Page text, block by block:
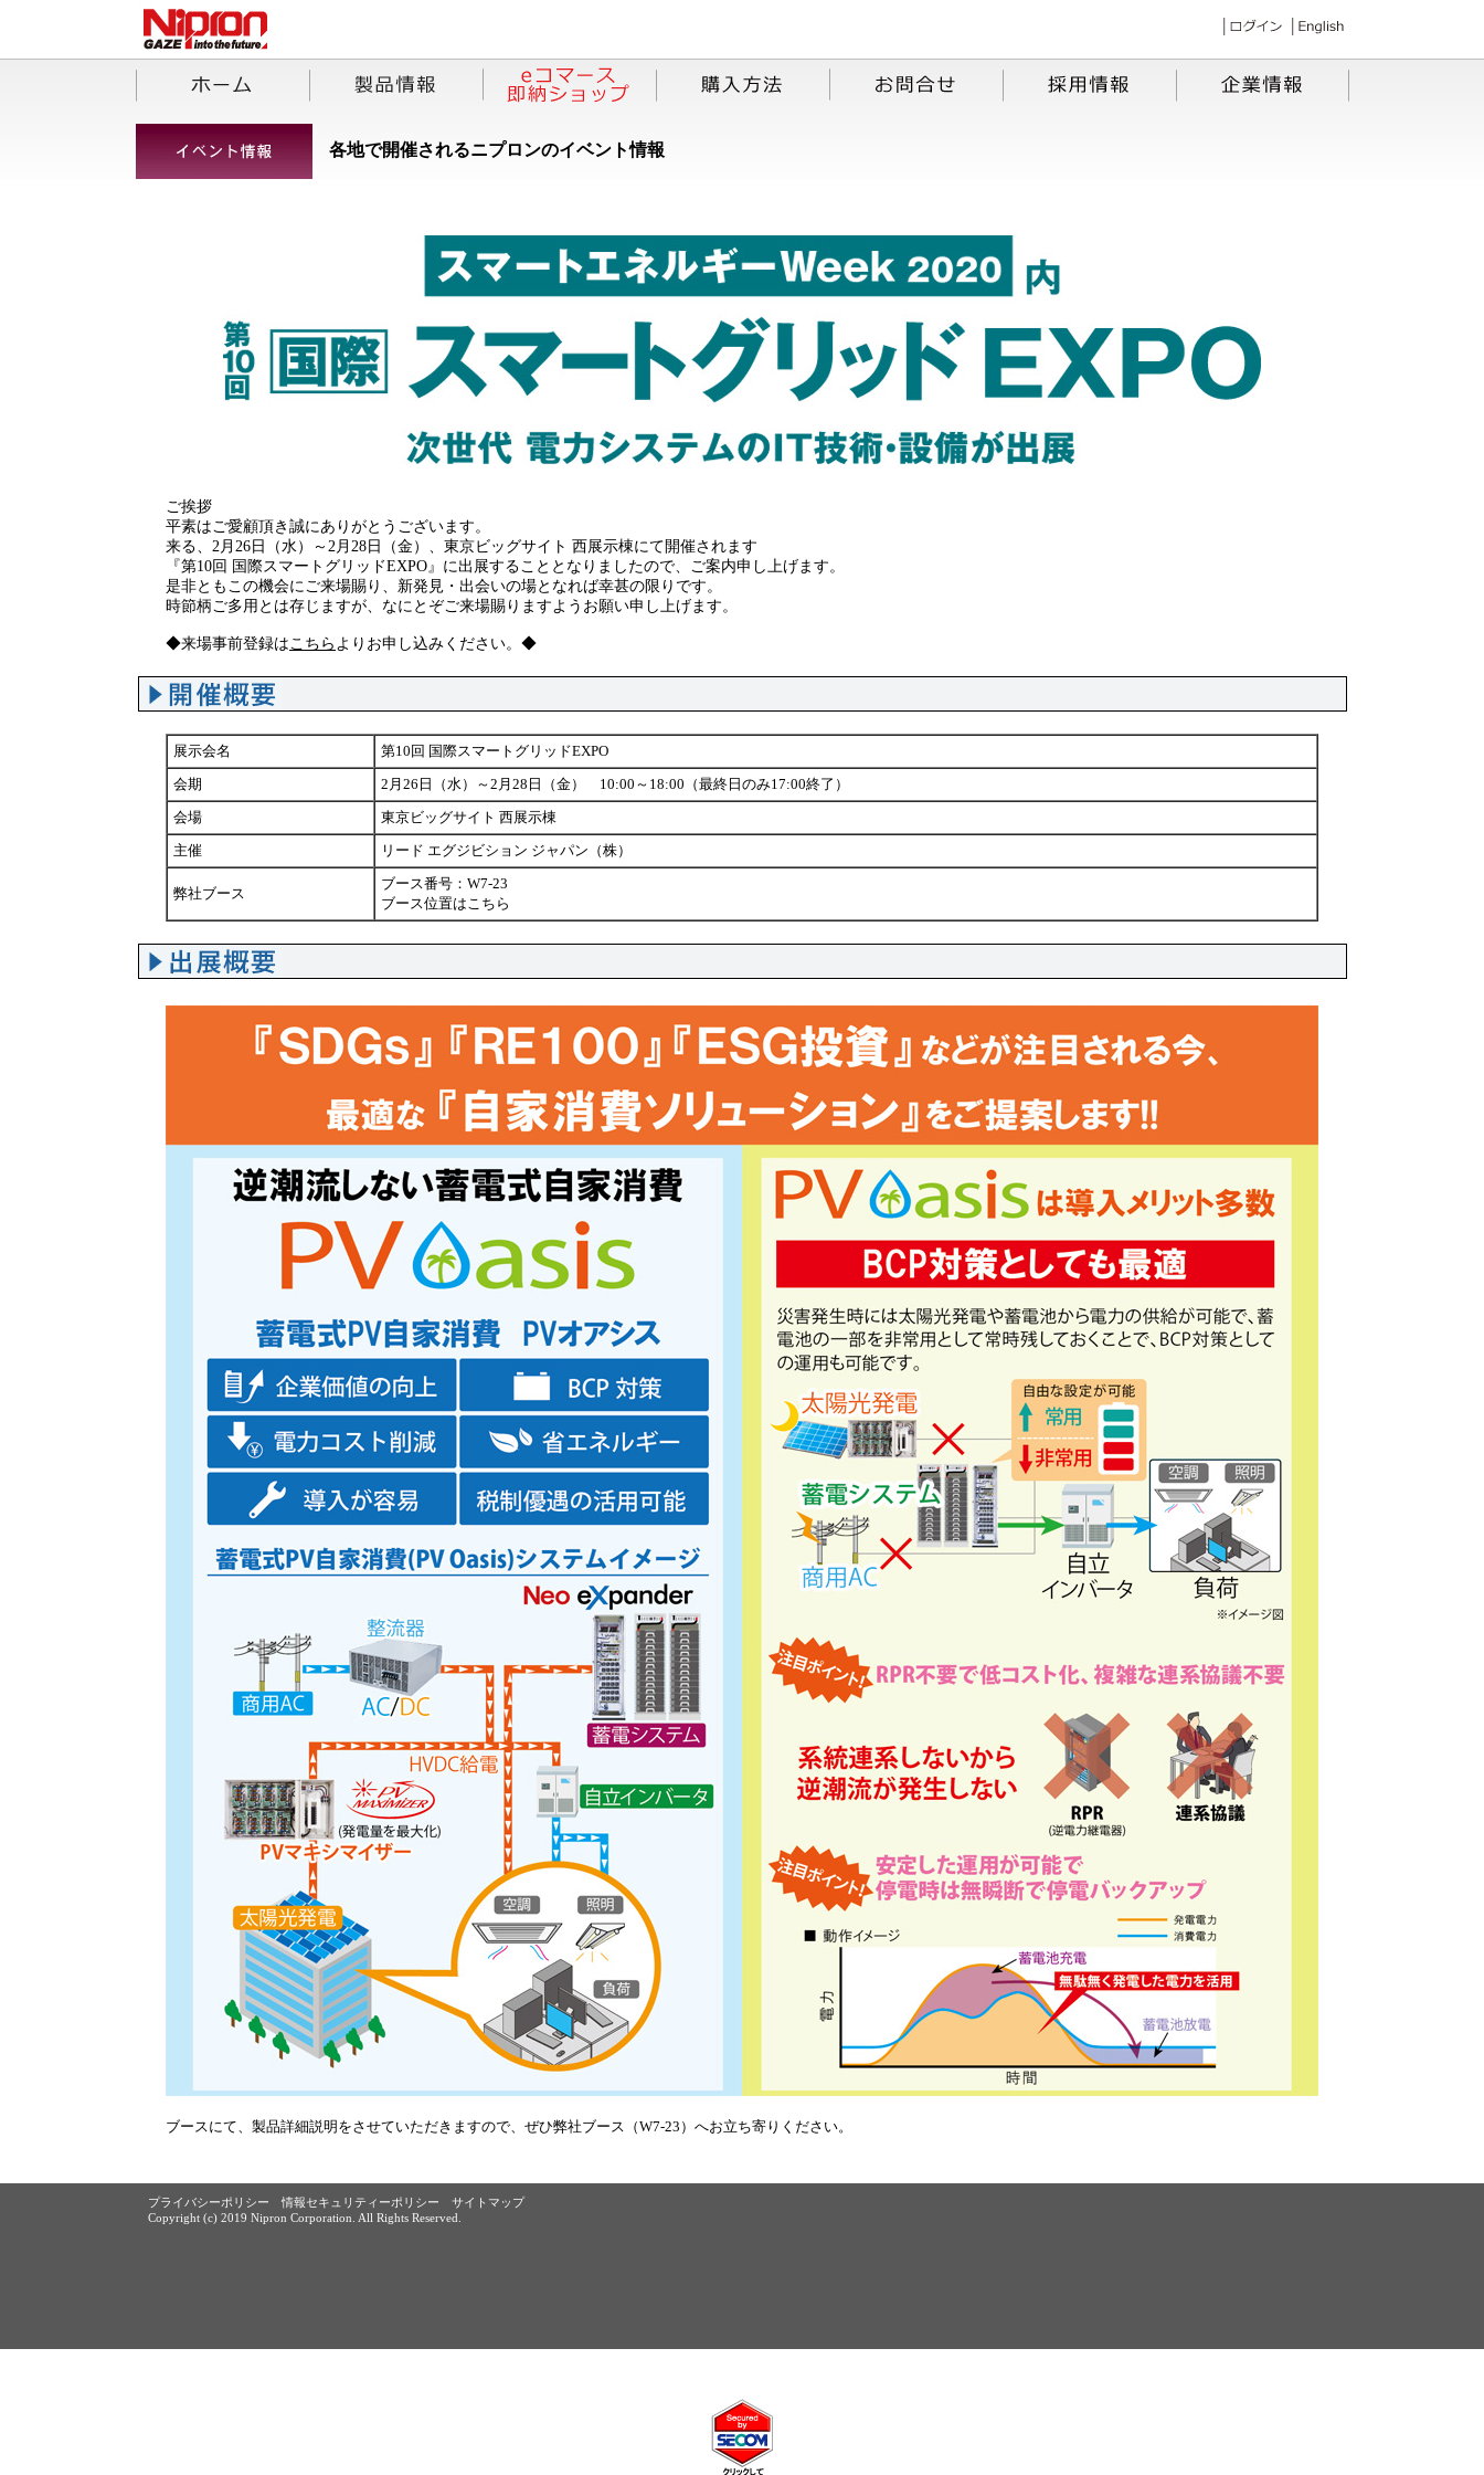
各地で開催されるニプロンのイベント情報
ご挨拶
平素はご愛顧頂き誠にありがとうございます。
来る、2月26日（水）～2月28日（金）、東京ビッグサイト 西展示棟にて開催されます
『第10回 国際スマートグリッドEXPO』に出展することとなりましたので、ご案内申し上げます。
是非ともこの機会にご来場賜り、新発見・出会いの場となれば幸甚の限りです。
時節柄ご多用とは存じますが、なにとぞご来場賜りますようお願い申し上げます。
◆来場事前登録はこちら よりお申し込みください。◆
展示会名
第10回 国際スマートグリッドEXPO
会期
2月26日（水）～2月28日（金） 10:00～18:00（最終日のみ17:00終了）
会場
東京ビッグサイト 西展示棟
主催
リード エグジビション ジャパン（株）
弊社ブース
ブース番号：W7-23
ブース位置はこちら
ブースにて、製品詳細説明をさせていただきますので、ぜひ弊社ブース（W7-23）へお立ち寄りください。
プライバシーポリシー 情報セキュリティーポリシー
サイトマップ
Copyright (c) 2019 Nipron Corporation. All Rights Reserved.